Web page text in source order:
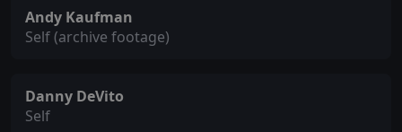
Andy Kaufman
Self (archive footage)
Danny DeVito
Self